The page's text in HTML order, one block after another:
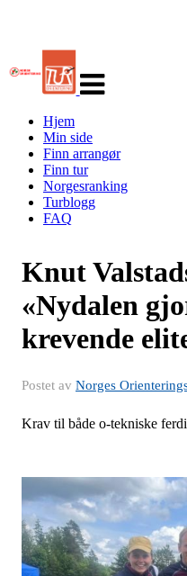
navigasjon
Hjem
Min side
Finn arrangør
Finn tur
Norgesranking
Turblogg
FAQ
Knut
«Nydalen
krevende
Postet av Norges
Krav til både o-tekniske